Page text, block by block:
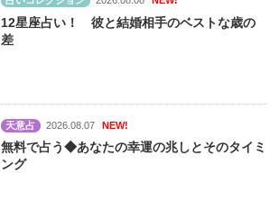
12星座占い！ 彼と結婚相手のベストな歳の
差
天意占 2026.08.07 NEW!
無料で占う◆あなたの幸運の兆しとそのタイミ
ング